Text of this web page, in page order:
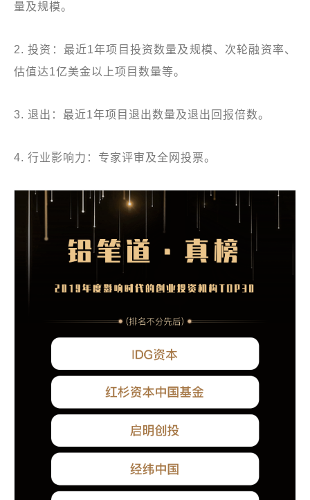
量及规模。
2. 投资：最近1年项目投资数量及规模、次轮融资率、
估值达1亿美金以上项目数量等。
3. 退出：最近1年项目退出数量及退出回报倍数。
4. 行业影响力：专家评审及全网投票。